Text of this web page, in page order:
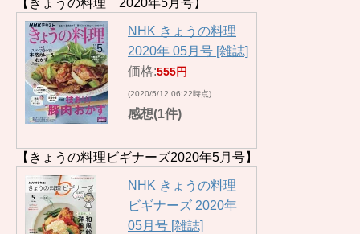
【きょうの料理 2020年5月号】
NHK きょうの料理
2020年 05月号 [雑誌]
価格:555円
(2020/5/12 06:22時点)
感想(1件)
【きょうの料理ビギナーズ2020年5月号】
NHK きょうの料理
ビギナーズ 2020年
05月号 [雑誌]